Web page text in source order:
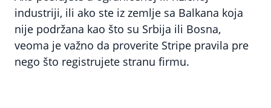
industriji, ili ako ste iz zemlje sa Balkana koja
nije podržana kao što su Srbija ili Bosna,
veoma je važno da proverite Stripe pravila pre
nego što registrujete stranu firmu.